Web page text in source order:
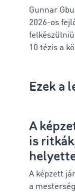
Gunnar
2026-os
10 tézis a
Ezek a
A
is
A képzett
a